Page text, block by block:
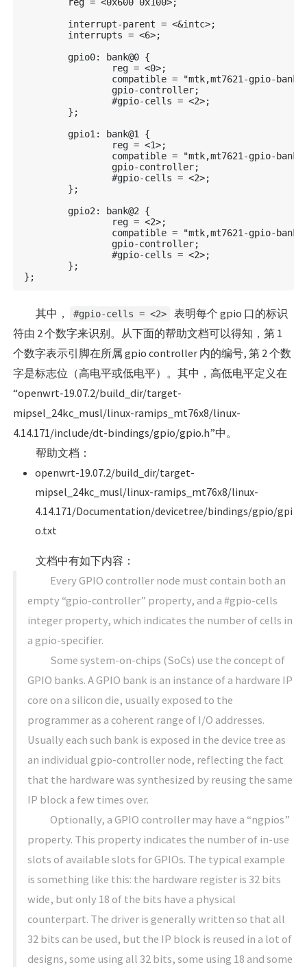
其中， #gpio-cells = <2>
表明每个 gpio 口的标识
符由 2 个数字来识别。从下面的帮助文档可以得知，第 1
个数字表示引脚在所属 gpio controller 内的编号, 第 2 个数
字是标志位（高电平或低电平）。其中，高低电平定义在
“openwrt-19.07.2/build_dir/target-
mipsel_24kc_musl/linux-ramips_mt76x8/linux-
4.14.171/include/dt-bindings/gpio/gpio.h”中。
帮助文档：
openwrt-19.07.2/build_dir/target-
mipsel_24kc_musl/linux-ramips_mt76x8/linux-
4.14.171/Documentation/devicetree/bindings/gpio/gpi
o.txt
文档中有如下内容：
Every GPIO controller node must contain both an
empty “gpio-controller” property, and a #gpio-cells
integer property, which indicates the number of cells in
a gpio-specifier.
Some system-on-chips (SoCs) use the concept of
GPIO banks. A GPIO bank is an instance of a hardware IP
core on a silicon die, usually exposed to the
programmer as a coherent range of I/O addresses.
Usually each such bank is exposed in the device tree as
an individual gpio-controller node, reflecting the fact
that the hardware was synthesized by reusing the same
IP block a few times over.
Optionally, a GPIO controller may have a “ngpios”
property. This property indicates the number of in-use
slots of available slots for GPIOs. The typical example
is something like this: the hardware register is 32 bits
wide, but only 18 of the bits have a physical
counterpart. The driver is generally written so that all
32 bits can be used, but the IP block is reused in a lot of
designs, some using all 32 bits, some using 18 and some